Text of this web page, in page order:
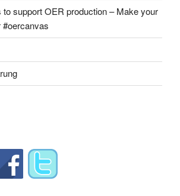
support OER production – Make your